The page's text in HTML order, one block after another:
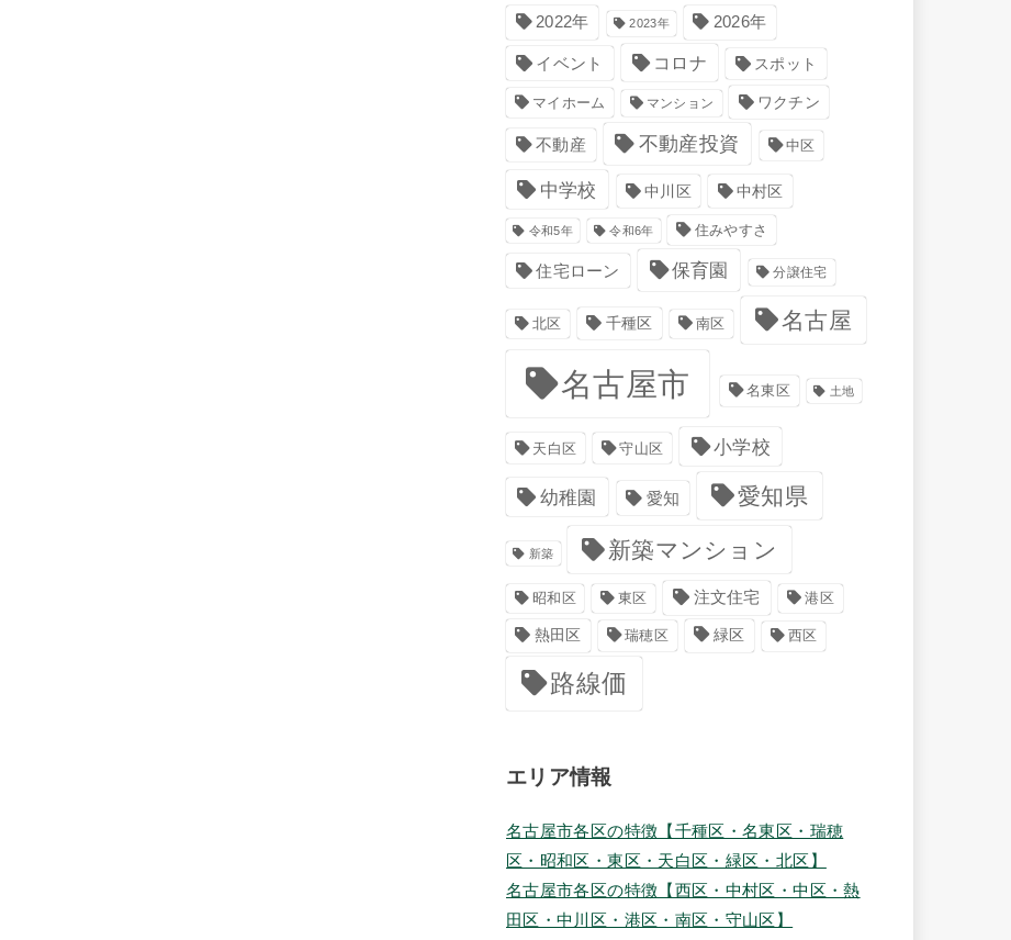
2022年 2023年 2026年
イベント コロナ スポット
マイホーム マンション ワクチン
不動産 不動産投資 中区
中学校 中川区 中村区
令和5年 令和6年 住みやすさ
住宅ローン 保育園 分譲住宅
北区 千種区 南区 名古屋
名古屋市 名東区 土地
天白区 守山区 小学校
幼稚園 愛知 愛知県
新築 新築マンション
昭和区 東区 注文住宅 港区
熱田区 瑞穂区 緑区 西区
路線価
エリア情報
名古屋市各区の特徴【千種区・名東区・瑞穂
区・昭和区・東区・天白区・緑区・北区】
名古屋市各区の特徴【西区・中村区・中区・熱
田区・中川区・港区・南区・守山区】